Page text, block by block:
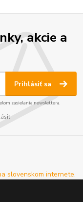
akcie a
Prihlásiť sa
zasielania newslettera.